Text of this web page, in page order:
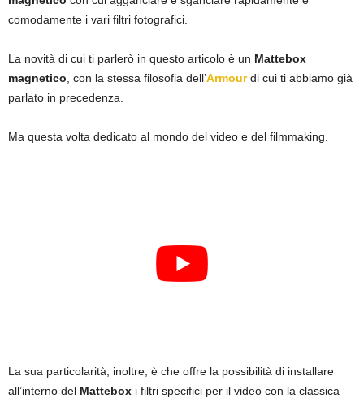
comodamente i vari filtri fotografici.
La novità di cui ti parlerò in questo articolo è un Mattebox
magnetico, con la stessa filosofia dell’Armourdi cui ti abbiamo già
parlato in precedenza.
Ma questa volta dedicato al mondo del video e del filmmaking.
La sua particolarità, inoltre, è che offre la possibilità di installare
all’interno del Mattebox i filtri specifici per il video con la classica